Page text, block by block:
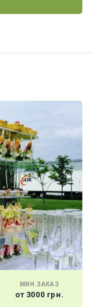
МИН.ЗАКАЗ
от 3000 грн.